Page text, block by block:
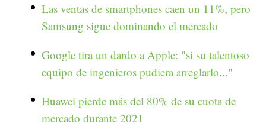
Las ventas de smartphones caen un 11%, pero
Samsung sigue dominando el mercado
Google tira un dardo a Apple: "si su talentoso
equipo de ingenieros pudiera arreglarlo..."
Huawei pierde más del 80% de su cuota de
mercado durante 2021